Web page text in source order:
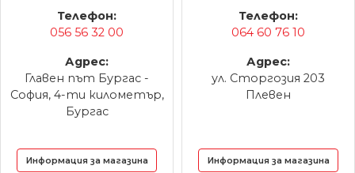
Телефон:
056 56 32 00
Адрес:
Главен път Бургас -
София, 4-ти километър,
Бургас
Информация за магазина
Телефон:
064 60 76 10
Адрес:
ул. Сторгозия 203
Плевен
Информация за магазина